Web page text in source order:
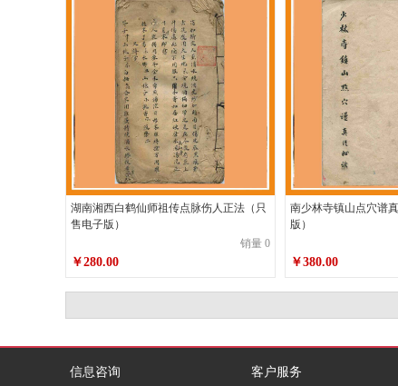
湖南湘西白鹤仙师祖传点脉伤人正法（只
售电子版）
销量 0
￥280.00
南少林寺镇山点穴谱
版）
￥380.00
信息咨询 客户服务